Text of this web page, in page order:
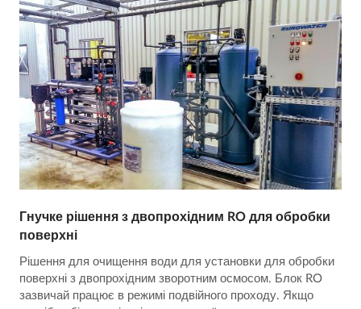
Гнучке рішення з двопрохідним RO для обробки
поверхні
Рішення для очищення води для установки для обробки
поверхні з двопрохідним зворотним осмосом. Блок RO
зазвичай працює в режимі подвійного проходу. Якщо